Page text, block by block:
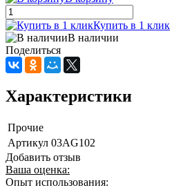
Купить в 1 клик
В наличии
Поделиться
Характеристики
Прочие
Артикул 03AG102
Добавить отзыв
Ваша оценка:
Опыт использования: